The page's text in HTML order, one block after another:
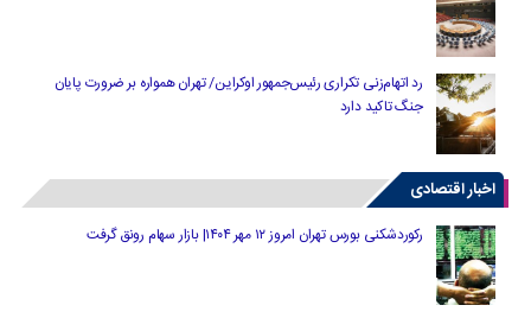
رد اتهام‌زنی تکراری رئیس‌جمهور اوکراین/ تهران همواره بر ضرورت پایان
جنگ تاکید دارد
اخبار اقتصادی
رکوردشکنی بورس تهران امروز ۱۲ مهر ۱۴۰۴| بازار سهام رونق گرفت